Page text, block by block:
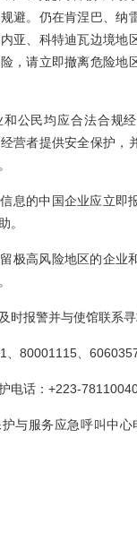
避。仍在肯涅巴、纳
亚、科特迪瓦边境地
，请立即撤离危险地
和公民均应合法合规
营者提供安全保护，
息的中国企业应立即
。
极高风险地区的企业
时报警并与使馆联系寻
、80001115、
电话：+223-
与服务应急呼叫中
年4